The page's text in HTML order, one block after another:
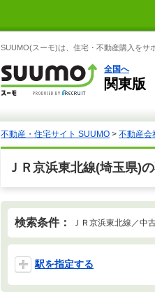
SUUMO(スーモ)は、住宅・不動産購入をサ
全国へ
関東版
不動産・住宅サイト SUUMO > 不動産会
ＪＲ京浜東北線(埼玉県)
検索条件： ＪＲ京浜東北線／中
駅を指定する